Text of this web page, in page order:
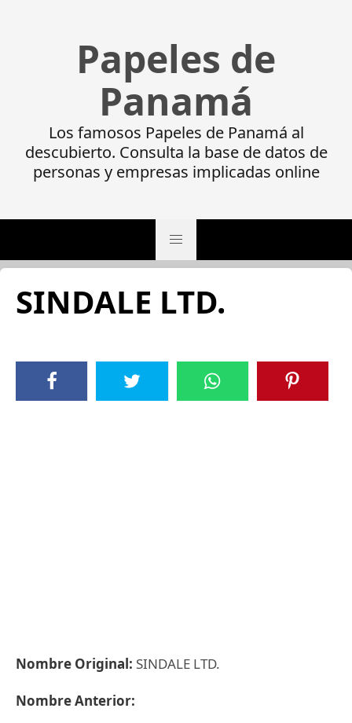
Papeles de
Panamá
Los famosos Papeles de Panamá al
descubierto. Consulta la base de datos de
personas y empresas implicadas online
SINDALE LTD.
Nombre Original: SINDALE LTD.
Nombre Anterior: